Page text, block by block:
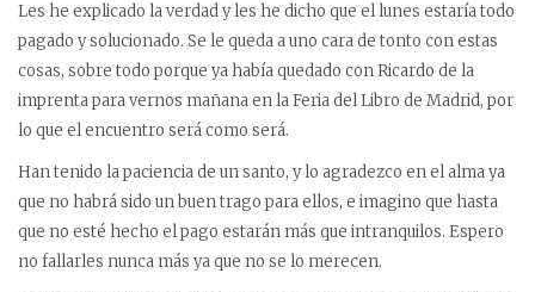
Les he explicado la verdad y les he dicho que el lunes estaría todo
pagado y solucionado. Se le queda a uno cara de tonto con estas
cosas, sobre todo porque ya había quedado con Ricardo de la
imprenta para vernos mañana en la Feria del Libro de Madrid, por
lo que el encuentro será como será.
Han tenido la paciencia de un santo, y lo agradezco en el alma ya
que no habrá sido un buen trago para ellos, e imagino que hasta
que no esté hecho el pago estarán más que intranquilos. Espero
no fallarles nunca más ya que no se lo merecen.